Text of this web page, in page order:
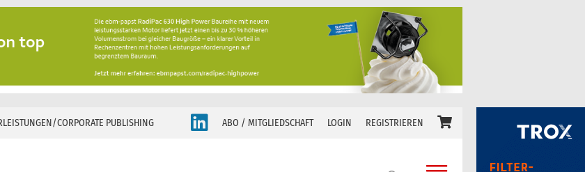
CORPORATE PUBLISHING ABO / MITGLIEDSCHAFT LOGIN REGISTRIEREN